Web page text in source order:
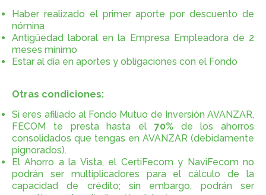
Haber realizado el primer aporte por descuento de
nómina
Antigüedad laboral en la Empresa Empleadora de 2
meses mínimo
Estar al día en aportes y obligaciones con el Fondo
Otras condiciones:
Si eres afiliado al Fondo Mutuo de Inversión AVANZAR,
FECOM te presta hasta el 70%de los ahorros
consolidados que tengas en AVANZAR (debidamente
pignorados).
El Ahorro a la Vista, el CertiFecom y NaviFecom no
podrán ser multiplicadores para el cálculo de la
capacidad de crédito; sin embargo, podrán ser